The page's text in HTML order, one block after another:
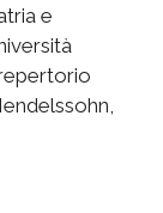
e